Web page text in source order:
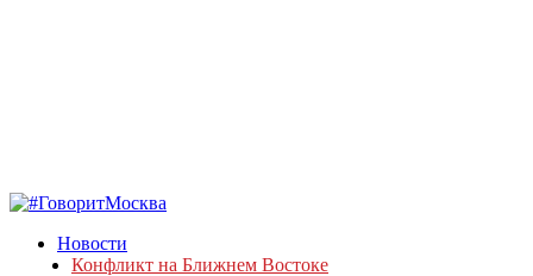
Новости
Конфликт на Ближнем Востоке